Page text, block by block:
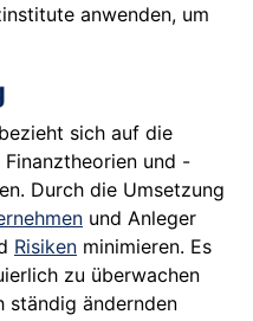
anwenden, um
sich auf die
und -
Durch die Umsetzung
und Anleger
Risiken minimieren. Es
zu überwachen
ständig ändernden